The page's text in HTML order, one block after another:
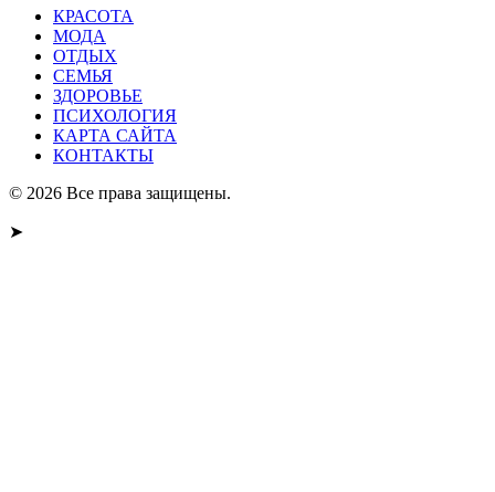
КРАСОТА
МОДА
ОТДЫХ
СЕМЬЯ
ЗДОРОВЬЕ
ПСИХОЛОГИЯ
КАРТА САЙТА
КОНТАКТЫ
© 2026 Все права защищены.
➤